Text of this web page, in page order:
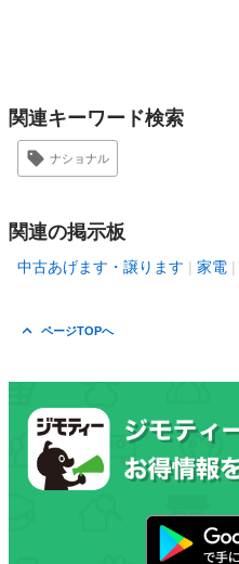
関連キーワード検索
ナショナル
関連の掲示板
中古あげます・譲ります 家電
ページTOPへ